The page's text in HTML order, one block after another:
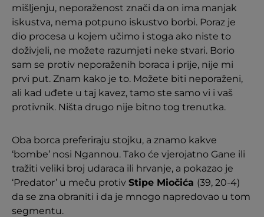
mišljenju, neporaženost znači da on ima manjak
iskustva, nema potpuno iskustvo borbi. Poraz je
dio procesa u kojem učimo i stoga ako niste to
doživjeli, ne možete razumjeti neke stvari. Borio
sam se protiv neporaženih boraca i prije, nije mi
prvi put. Znam kako je to. Možete biti neporaženi,
ali kad uđete u taj kavez, tamo ste samo vi i vaš
protivnik. Ništa drugo nije bitno tog trenutka.
Oba borca preferiraju stojku, a znamo kakve
‘bombe’ nosi Ngannou. Tako će vjerojatno Gane ili
tražiti veliki broj udaraca ili hrvanje, a pokazao je
‘Predator’ u meču protiv Stipe Miočića (39, 20-4)
da se zna obraniti i da je mnogo napredovao u tom
segmentu.